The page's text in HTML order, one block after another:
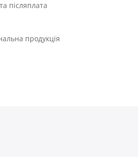
післяплата
продукція